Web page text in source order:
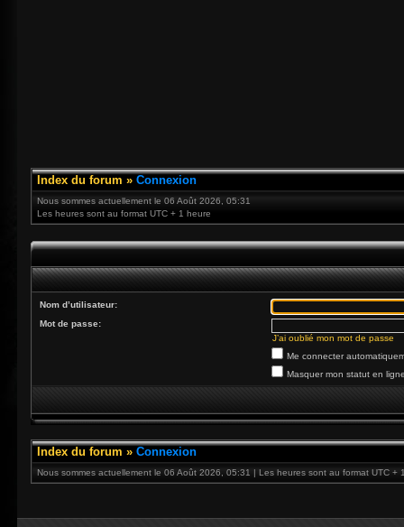
Index du forum » Connexion
Nous sommes actuellement le 06 Août 2026, 05:31
Les heures sont au format UTC + 1 heure
Nom d’utilisateur:
Mot de passe:
J’ai oublié mon mot de passe
Me connecter
Masquer mon statut en
Index du forum » Connexion
Nous sommes actuellement le 06 Août 2026, 05:31 | Les heures sont au format UTC +